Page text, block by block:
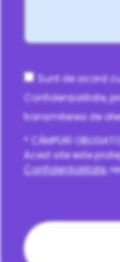
* CÂMPURI
Acest site este
Confidențialitate,
Consent
Sunt de acord
Confidențialitate,
transmiterea de